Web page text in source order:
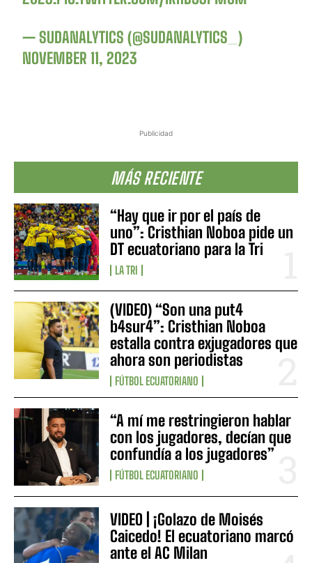
Publicidad
MÁS RECIENTE
“Hay que ir por el país de
uno”: Cristhian Noboa pide un
DT ecuatoriano para la Tri
LA TRI
(VIDEO) “Son una put4
b4sur4”: Cristhian Noboa
estalla contra exjugadores que
ahora son periodistas
FÚTBOL ECUATORIANO
“A mí me restringieron hablar
con los jugadores, decían que
confundía a los jugadores”
FÚTBOL ECUATORIANO
VIDEO | ¡Golazo de Moisés
Caicedo! El ecuatoriano marcó
ante el AC Milan
— SUDANALYTICS (@SUDANALYTICS_)
NOVEMBER 11, 2023